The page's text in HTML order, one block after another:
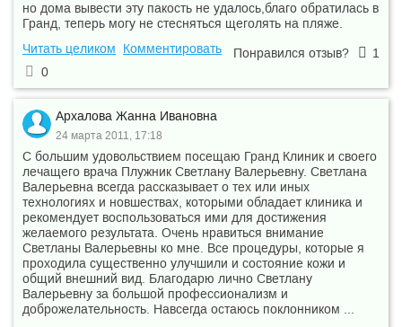
но дома вывести эту пакость не удалось,благо обратилась в
Гранд, теперь могу не стесняться щеголять на пляже.
Читать целиком
Комментировать Понравился отзыв?
1
0
Архалова Жанна Ивановна
24 марта 2011, 17:18
С большим удовольствием посещаю Гранд Клиник и своего
лечащего врача Плужник Светлану Валерьевну. Светлана
Валерьевна всегда рассказывает о тех или иных
технологиях и новшествах, которыми обладает клиника и
рекомендует воспользоваться ими для достижения
желаемого результата. Очень нравиться внимание
Светланы Валерьевны ко мне. Все процедуры, которые я
проходила существенно улучшили и состояние кожи и
общий внешний вид. Благодарю лично Светлану
Валерьевну за большой профессионализм и
доброжелательность. Навсегда остаюсь поклонником ...